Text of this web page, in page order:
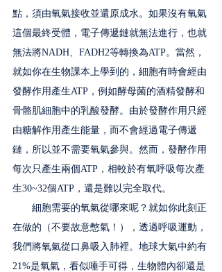
點，須由氧氣接收並還原成水。如果沒有氧氣
這個最終受體，電子傳遞鏈就無法進行，也就
無法將NADH、FADH2等轉換為ATP。當然，
就如你在生物課本上學到的，細胞有時會經由
發酵作用產生ATP，例如酵母菌的酒精發酵和
骨骼肌細胞中的乳酸發酵。由於發酵作用只經
由糖解作用產生能量，而不會經過電子傳遞
鏈，所以並不需要氧氣參與。然而，發酵作用
每次只產生兩個ATP，相較於有氧呼吸每次產
生30~32個ATP，還是難以完全取代。
細胞需要的氧氣從哪來呢？就如你此刻正
在做的（不要故意憋氣！），透過呼吸運動，
我們將氧氣從口鼻吸入肺裡。地球大氣中約有
21%是氧氣，看似唾手可得，生物體內卻還是